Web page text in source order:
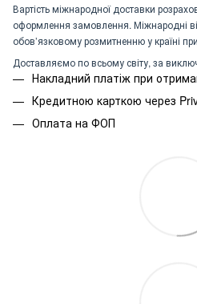
Вартість міжнародної доставки
оформлення замовлення. Міжнародні
обов’язковому розмитненню у країні
Доставляємо по всьому світу, за
Накладний платіж при
Кредитною карткою через
Оплата на ФОП